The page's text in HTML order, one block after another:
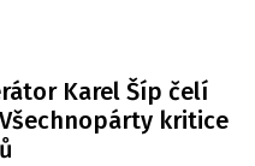
Karel Šíp čelí
kritice